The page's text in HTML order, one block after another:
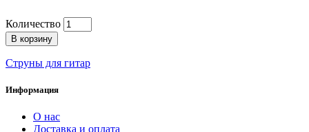
Количество
В корзину
Струны для гитар
Информация
О нас
Доставка и оплата